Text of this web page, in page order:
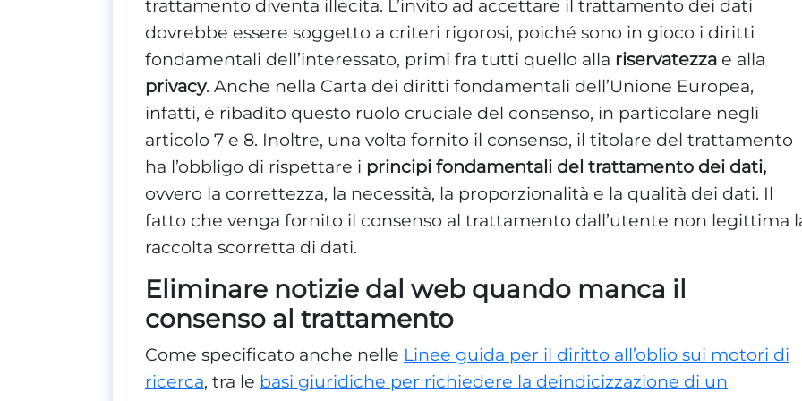
trattamento diventa illecita. L’invito ad accettare il trattamento dei dati
dovrebbe essere soggetto a criteri rigorosi, poiché sono in gioco i diritti
fondamentali dell’interessato, primi fra tutti quello alla riservatezza e alla
privacy. Anche nella Carta dei diritti fondamentali dell’Unione Europea,
infatti, è ribadito questo ruolo cruciale del consenso, in particolare negli
articolo 7 e 8. Inoltre, una volta fornito il consenso, il titolare del trattamento
ha l’obbligo di rispettare i principi fondamentali del trattamento dei dati,
ovvero la correttezza, la necessità, la proporzionalità e la qualità dei dati. Il
fatto che venga fornito il consenso al trattamento dall’utente non legittima
raccolta scorretta di dati.
Eliminare notizie dal web quando manca il
consenso al trattamento
Come specificato anche nelle Linee guida per il diritto all’oblio sui motori di
ricerca, tra le basi giuridiche per richiedere la deindicizzazione di un